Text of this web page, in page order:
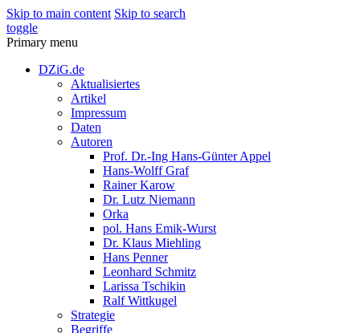
Skip to main content Skip to search
toggle
Primary menu
DZiG.de
Aktualisiertes
Artikel
Impressum
Daten
Autoren
Prof. Dr.-Ing Hans-Günter Appel
Hans-Wolff Graf
Rainer Karow
Dr. Lutz Niemann
Orka
pol. Hans Emik-Wurst
Dr. Klaus Miehling
Hans Penner
Leonhard Schmitz
Larissa Tschikin
Ralf Wittkugel
Strategie
Begriffe